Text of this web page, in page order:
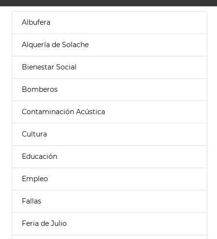
Albufera
Alquería de Solache
Bienestar Social
Bomberos
Contaminación Acústica
Cultura
Educación
Empleo
Fallas
Feria de Julio